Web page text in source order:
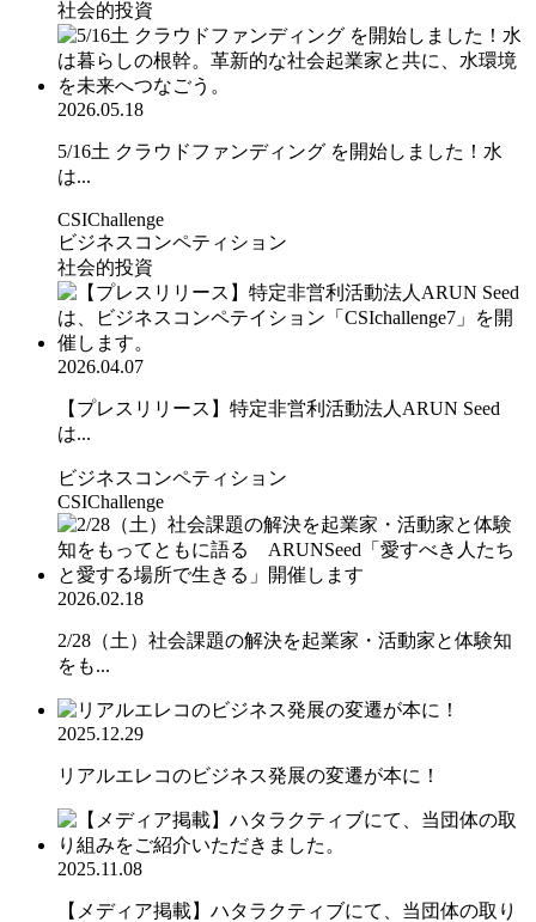
社会的投資
2026.05.18
5/16土 クラウドファンディング を開始しました！水
は...
CSIChallenge
ビジネスコンペティション
社会的投資
2026.04.07
【プレスリリース】特定非営利活動法人ARUN Seed
は...
ビジネスコンペティション
CSIChallenge
2026.02.18
2/28（土）社会課題の解決を起業家・活動家と体験知
をも...
2025.12.29
リアルエレコのビジネス発展の変遷が本に！
2025.11.08
【メディア掲載】ハタラクティブにて、当団体の取り